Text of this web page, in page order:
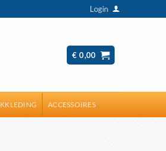
Login
€ 0,00
ACCESSOIRES